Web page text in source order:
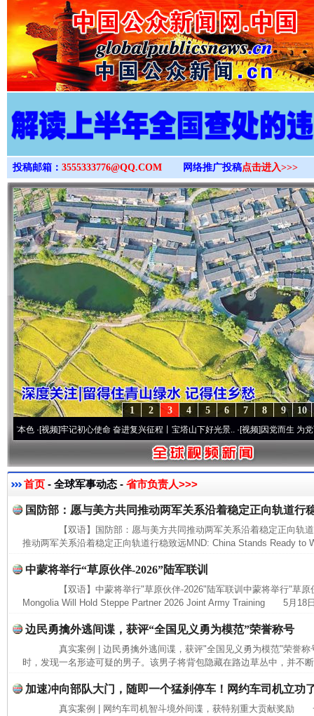
>
投稿邮箱： 3555333776@QQ.COM 网络推广投稿点击进入>>>
10
9
8
7
6
5
4
3
2
1
·[视频]牢记初心使命 奋进复兴征程丨宝塔山下好光景..·[视频]因党而生 为党而战——
首页 - 全球军事动态 - 省市负责人>>>
国防部：愿与美方共同推动两军关系沿着稳定正向轨道行
【双语】国防部：愿与美方共同推动两军关系沿着稳定正向轨
推动两军关系沿着稳定正向轨道行稳致远MND: China Stands Ready to
中蒙将举行“草原伙伴-2026”陆军联训
【双语】中蒙将举行"草原伙伴-2026"陆军联训中蒙将举行"草原
Mongolia Will Hold Steppe Partner 2026 Joint Army Training 5月18
边民勇擒外逃间谍，获评“全国见义勇为模范”荣誉称号
真实案例 | 边民勇擒外逃间谍，获评"全国见义勇为模范"荣誉
时，发现一名形迹可疑的男子。该男子将背包隐藏在路边草丛中，并不
加速冲向部队大门，随即一个猛刹停车！网约车司机立功
真实案例 | 网约车司机智斗境外间谍，获特别重大贡献奖励